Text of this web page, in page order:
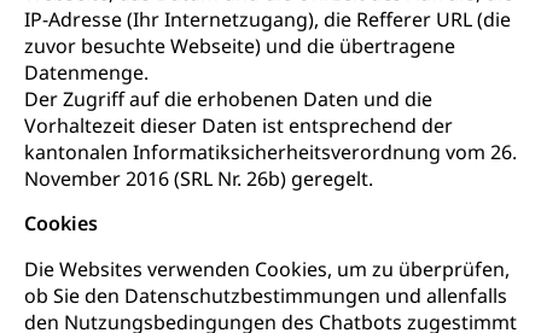
IP-Adresse (Ihr Internetzugang), die Refferer URL (die
zuvor besuchte Webseite) und die übertragene
Datenmenge.
Der Zugriff auf die erhobenen Daten und die
Vorhaltezeit dieser Daten ist entsprechend der
kantonalen Informatiksicherheitsverordnung vom 26.
November 2016 (SRL Nr. 26b) geregelt.
Cookies
Die Websites verwenden Cookies, um zu überprüfen,
ob Sie den Datenschutzbestimmungen und allenfalls
den Nutzungsbedingungen des Chatbots zugestimmt